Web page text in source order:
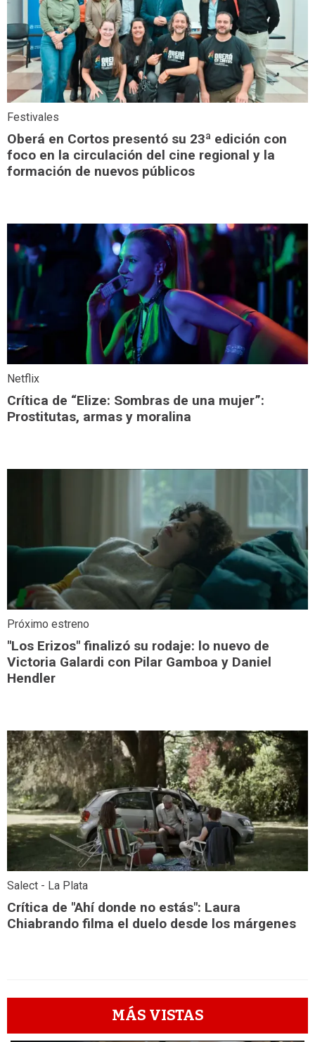
Festivales
Oberá en Cortos presentó su 23ª edición con
foco en la circulación del cine regional y la
formación de nuevos públicos
Netflix
Crítica de “Elize: Sombras de una mujer”:
Prostitutas, armas y moralina
Próximo estreno
"Los Erizos" finalizó su rodaje: lo nuevo de
Victoria Galardi con Pilar Gamboa y Daniel
Hendler
Salect - La Plata
Crítica de "Ahí donde no estás": Laura
Chiabrando filma el duelo desde los márgenes
MÁS VISTAS